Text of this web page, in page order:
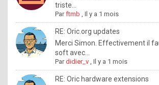
n
o
w
h
o
triste...
Parftmb ,Il y a 1 mois
RE: Oric.org updates
Merci Simon. Effectivement il
soft avec...
Pardidier_v ,Il y a 1 mois
RE: Oric hardware extensions